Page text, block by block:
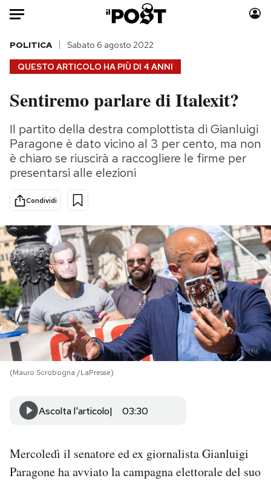
Auto
HOME
Italia
Politica
Tecnologia
Internet
Scienza
Cultura
Economia
Sport
Moda
Consumismi
Storie/Idee
Altrecose
Mondiali calcio 2026
PODCAST
NEWSLETTER
I MIEI PREFERITI
SHOP
CALENDARIO
QUESTO ARTICOLO HA PIÙ DI 4 ANNI
POLITICA Sabato 6 agosto 2022
Sentiremo parlare di Italexit?
Il partito della destra complottista di Gianluigi
Paragone è dato vicino al 3 per cento, ma non
è chiaro se riuscirà a raccogliere le firme per
presentarsi alle elezioni
Condividi
(Mauro Scrobogna /LaPresse)
Ascolta l'articolo 03:30
Mercoledì il senatore ed ex giornalista Gianluigi
Paragone ha avviato la campagna elettorale del suo